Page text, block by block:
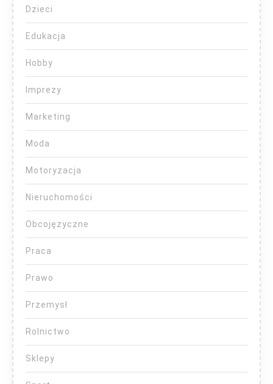
Dzieci
Edukacja
Hobby
Imprezy
Marketing
Moda
Motoryzacja
Nieruchomości
Obcojęzyczne
Praca
Prawo
Przemysł
Rolnictwo
Sklepy